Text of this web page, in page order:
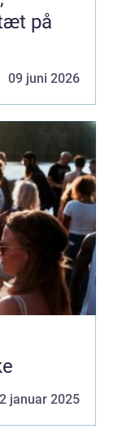
på
09 juni 2026
januar 2025